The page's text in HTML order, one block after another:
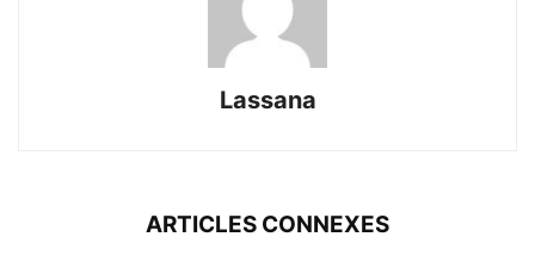
Lassana
ARTICLES CONNEXES